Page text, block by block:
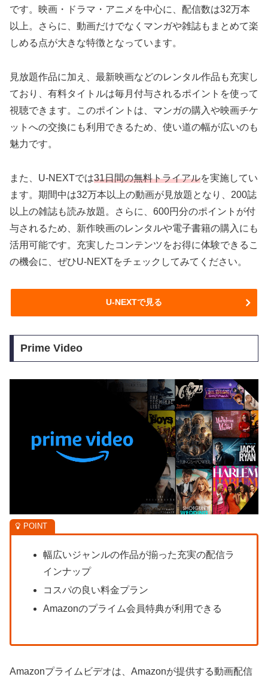
です。映画・ドラマ・アニメを中心に、配信数は32万本
以上。さらに、動画だけでなくマンガや雑誌もまとめて楽
しめる点が大きな特徴となっています。
見放題作品に加え、最新映画などのレンタル作品も充実し
ており、有料タイトルは毎月付与されるポイントを使って
視聴できます。このポイントは、マンガの購入や映画チケ
ットへの交換にも利用できるため、使い道の幅が広いのも
魅力です。
また、U-NEXTでは31日間の無料トライアルを実施してい
ます。期間中は32万本以上の動画が見放題となり、200誌
以上の雑誌も読み放題。さらに、600円分のポイントが付
与されるため、新作映画のレンタルや電子書籍の購入にも
活用可能です。充実したコンテンツをお得に体験できるこ
の機会に、ぜひU-NEXTをチェックしてみてください。
U-NEXTで見る
Prime Video
幅広いジャンルの作品が揃った充実の配信ラ
インナップ
コスパの良い料金プラン
Amazonのプライム会員特典が利用できる
Amazonプライムビデオは、Amazonが提供する動画配信